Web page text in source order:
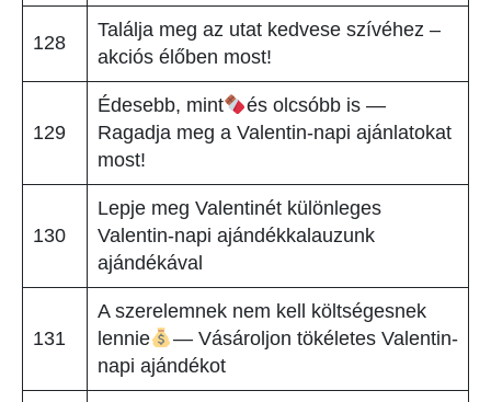
128
Találja meg az utat kedvese szívéhez –
akciós élőben most!
129
Édesebb, mint
és olcsóbb is —
Ragadja meg a Valentin-napi ajánlatokat
most!
130
Lepje meg Valentinét különleges
Valentin-napi ajándékkalauzunk
ajándékával
131
A szerelemnek nem kell költségesnek
lennie
— Vásároljon tökéletes Valentin-
napi ajándékot